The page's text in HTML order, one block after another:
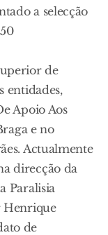
a selecção
de
entidades,
Apoio Aos
e no
Actualmente
direcção da
Paralisia
Henrique
de